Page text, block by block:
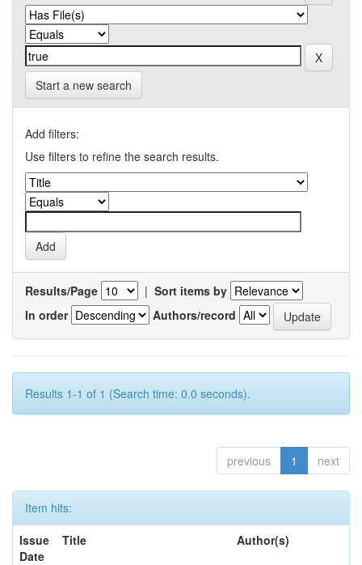
Start a new search
Add filters:
Use filters to refine the search results.
Results/Page | Sort items by
In order
Authors/record
Results 1-1 of 1 (Search time: 0.0 seconds).
previous 1 next
Item hits:
Issue
Date
Title Author(s)